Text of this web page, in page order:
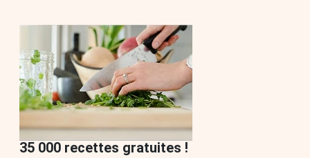
35 000 recettes gratuites !